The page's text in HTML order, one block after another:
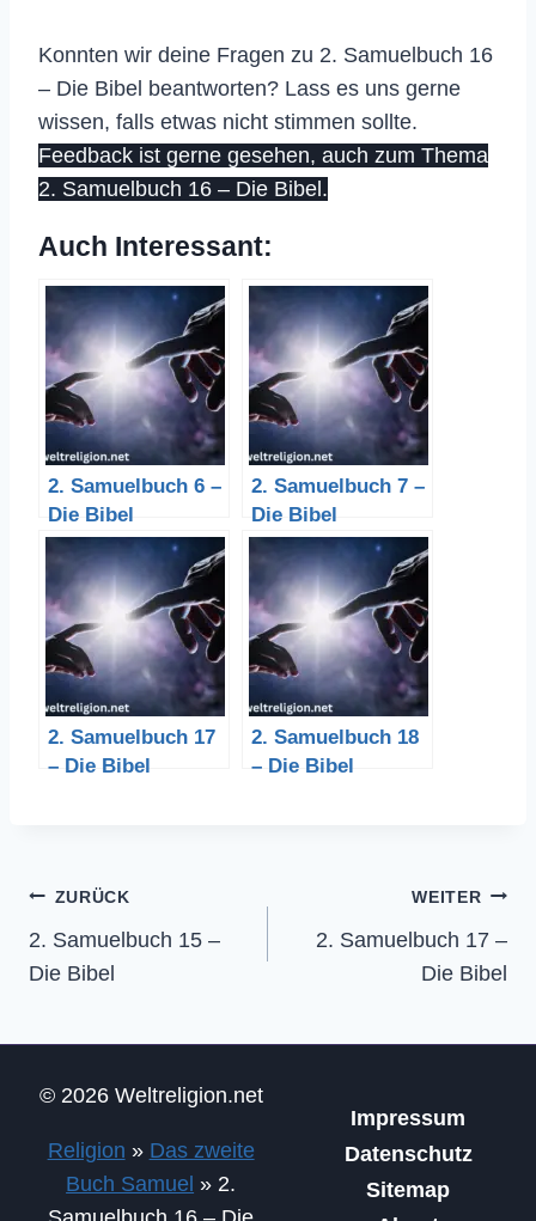
Konnten wir deine Fragen zu 2. Samuelbuch 16
– Die Bibel beantworten? Lass es uns gerne
wissen, falls etwas nicht stimmen sollte.
Feedback ist gerne gesehen, auch zum Thema
2. Samuelbuch 16 – Die Bibel.
Auch Interessant:
2. Samuelbuch 6 –
Die Bibel
2. Samuelbuch 7 –
Die Bibel
2. Samuelbuch 17
– Die Bibel
2. Samuelbuch 18
– Die Bibel
Beitragsnavigation
ZURÜCK
2. Samuelbuch 15 –
Die Bibel
WEITER
2. Samuelbuch 17 –
Die Bibel
© 2026 Weltreligion.net
Religion » Das zweite
Buch Samuel » 2.
Impressum
Datenschutz
Sitemap